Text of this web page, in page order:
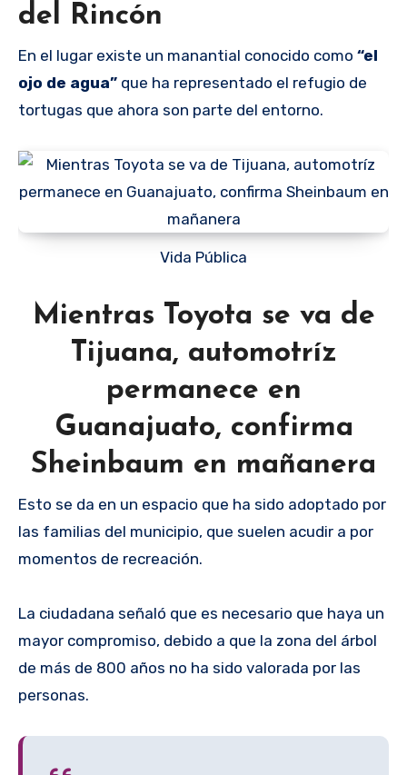
del Rincón
En el lugar existe un manantial conocido como “el
ojo de agua” que ha representado el refugio de
tortugas que ahora son parte del entorno.
Vida Pública
Mientras Toyota se va de
Tijuana, automotríz
permanece en
Guanajuato, confirma
Sheinbaum en mañanera
Esto se da en un espacio que ha sido adoptado por
las familias del municipio, que suelen acudir a por
momentos de recreación.
La ciudadana señaló que es necesario que haya un
mayor compromiso, debido a que la zona del árbol
de más de 800 años no ha sido valorada por las
personas.